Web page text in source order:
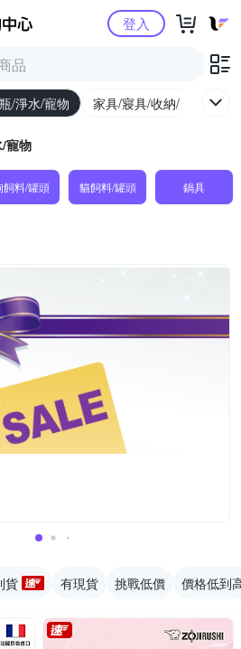
Yahoo購物中心登入
/淨水/寵物 家具/寢具/收納/修繕
寵物
飼料/罐頭 貓飼料/罐頭 鍋具
貨 有現貨 挑戰低價 價格低到